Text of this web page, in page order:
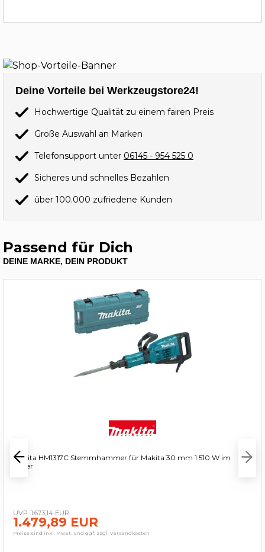
Deine Vorteile bei Werkzeugstore24!
Hochwertige Qualität zu einem fairen Preis
Große Auswahl an Marken
Telefonsupport unter 06145 - 954 525 0
Sicheres und schnelles Bezahlen
über 100.000 zufriedene Kunden
Passend für Dich
DEINE MARKE, DEIN PRODUKT
Makita HM1317C Stemmhammer für Makita 30 mm 1.510 W im
Koffer
1.673,14 EUR
1.479,89 EUR
Preise sind inkl. MwSt. und ggf. zzgl. Versandkosten